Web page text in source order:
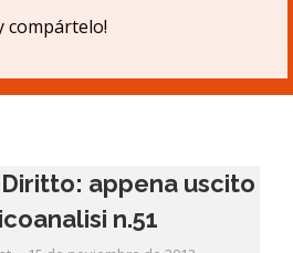
compártelo!
appena uscito
n.51